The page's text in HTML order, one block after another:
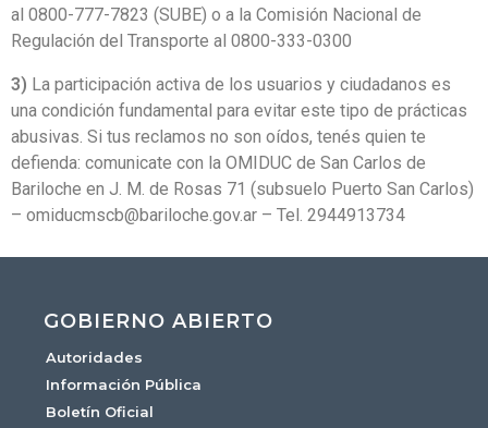
al 0800-777-7823 (SUBE) o a la Comisión Nacional de
Regulación del Transporte al 0800-333-0300
3) La participación activa de los usuarios y ciudadanos es
una condición fundamental para evitar este tipo de prácticas
abusivas. Si tus reclamos no son oídos, tenés quien te
defienda: comunicate con la OMIDUC de San Carlos de
Bariloche en J. M. de Rosas 71 (subsuelo Puerto San Carlos)
– omiducmscb@bariloche.gov.ar – Tel. 2944913734
GOBIERNO ABIERTO
Autoridades
Información Pública
Boletín Oficial